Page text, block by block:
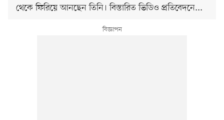
থেকে ফিরিয়ে আনছেন তিনি। বিস্তারিত ভিডিও প্রতিবেদনে...